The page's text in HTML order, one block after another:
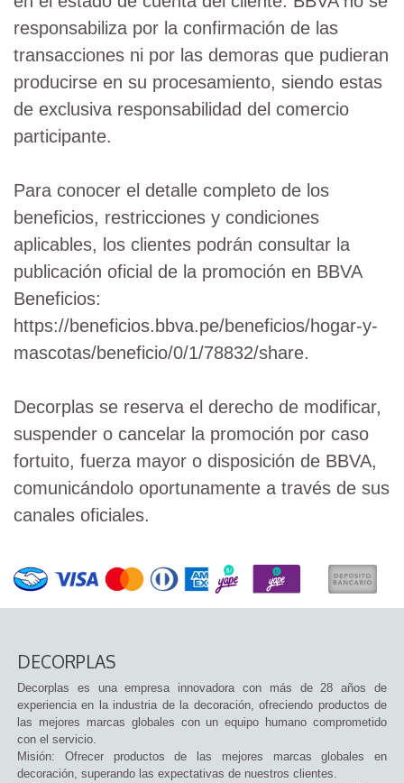
responsabiliza por la confirmación de las
transacciones ni por las demoras que pudieran
producirse en su procesamiento, siendo estas
de exclusiva responsabilidad del comercio
participante.
Para conocer el detalle completo de los
beneficios, restricciones y condiciones
aplicables, los clientes podrán consultar la
publicación oficial de la promoción en BBVA
Beneficios:
https://beneficios.bbva.pe/beneficios/hogar-y-
mascotas/beneficio/0/1/78832/share.
Decorplas se reserva el derecho de modificar,
suspender o cancelar la promoción por caso
fortuito, fuerza mayor o disposición de BBVA,
comunicándolo oportunamente a través de sus
canales oficiales.
DECORPLAS
Decorplas es una empresa innovadora con más de 28 años de
experiencia en la industria de la decoración, ofreciendo productos de
las mejores marcas globales con un equipo humano comprometido
con el servicio.
Misión: Ofrecer productos de las mejores marcas globales en
decoración, superando las expectativas de nuestros clientes.